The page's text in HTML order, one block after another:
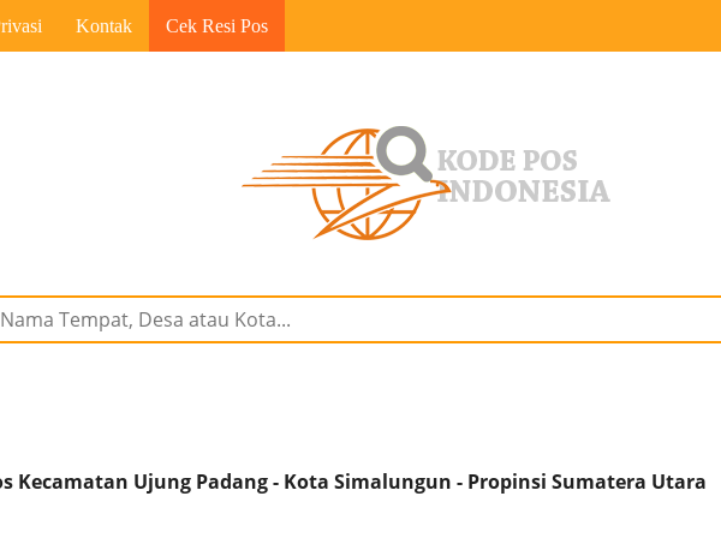
Kontak Cek Resi Pos
Kecamatan Ujung Padang - Kota Simalungun - Propinsi Sumatera Utara